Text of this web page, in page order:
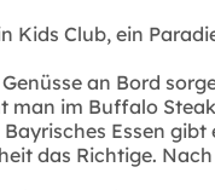
Kids Club, ein
an Bord
man im Buffalo
Essen
das Richtige.